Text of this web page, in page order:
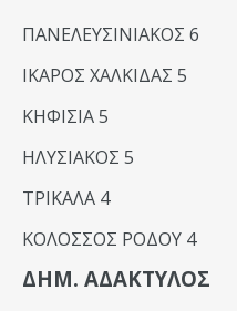
ΠΑΝΕΛΕΥΣΙΝΙΑΚΟΣ 6
ΙΚΑΡΟΣ ΧΑΛΚΙΔΑΣ 5
ΚΗΦΙΣΙΑ 5
ΗΛΥΣΙΑΚΟΣ 5
ΤΡΙΚΑΛΑ 4
ΚΟΛΟΣΣΟΣ ΡΟΔΟΥ 4
ΔΗΜ. ΑΔΑΚΤΥΛΟΣ